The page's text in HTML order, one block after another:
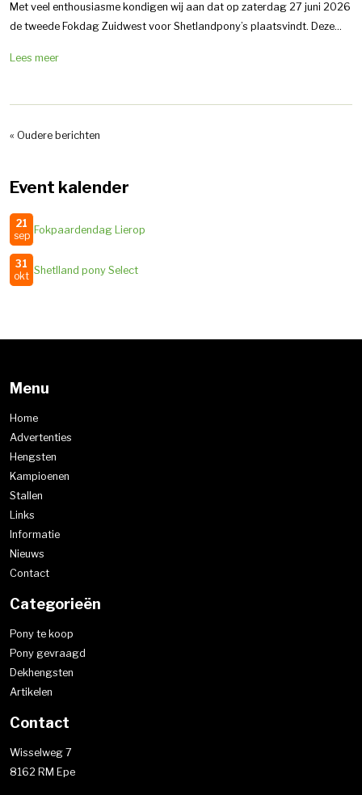
Met veel enthousiasme kondigen wij aan dat op zaterdag 27 juni 2026
de tweede Fokdag Zuidwest voor Shetlandpony’s plaatsvindt. Deze...
Lees meer
« Oudere berichten
Event kalender
21
sep Fokpaardendag Lierop
31
okt Shetlland pony Select
Menu
Home
Advertenties
Hengsten
Kampioenen
Stallen
Links
Informatie
Nieuws
Contact
Categorieën
Pony te koop
Pony gevraagd
Dekhengsten
Artikelen
Contact
Wisselweg 7
8162 RM Epe